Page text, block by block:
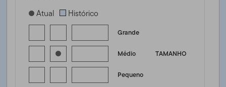
[products.morningstar-stylebox-title-sr-equity]
Atual Histórico
Grande
TAMANHO
Médio
Pequeno